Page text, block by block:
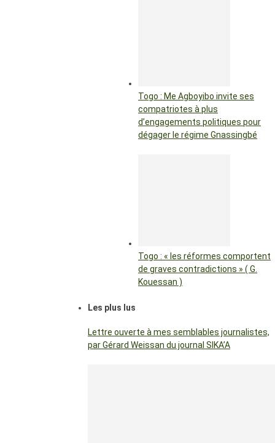
Togo : Me Agboyibo invite ses
compatriotes à plus
d’engagements politiques pour
dégager le régime Gnassingbé
Togo : « les réformes comportent
de graves contradictions » ( G.
Kouessan )
Les plus lus
Lettre ouverte à mes semblables journalistes,
par Gérard Weissan du journal SIKA’A